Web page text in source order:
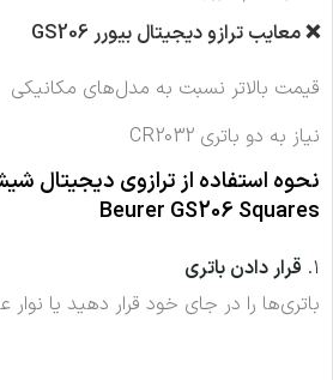
❌ معایب ترازو دیجیتال بیورر GS206
قیمت بالاتر نسبت به مدل‌های مکانیکی
نیاز به دو باتری CR2032
نحوه استفاده از ترازوی دیجیتال
Beurer GS206 Squares
۱. قرار دادن باتری
باتری‌ها را در جای خود قرار دهید یا نوار